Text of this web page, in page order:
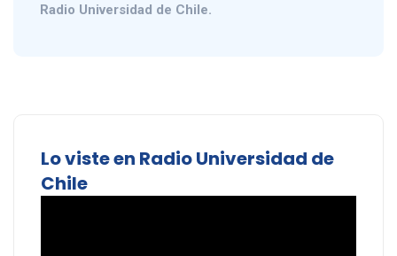
Radio Universidad de Chile.
Lo viste en Radio Universidad de
Chile